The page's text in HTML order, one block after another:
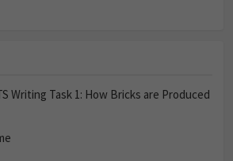
Writing Task 1: How Bricks are Produced